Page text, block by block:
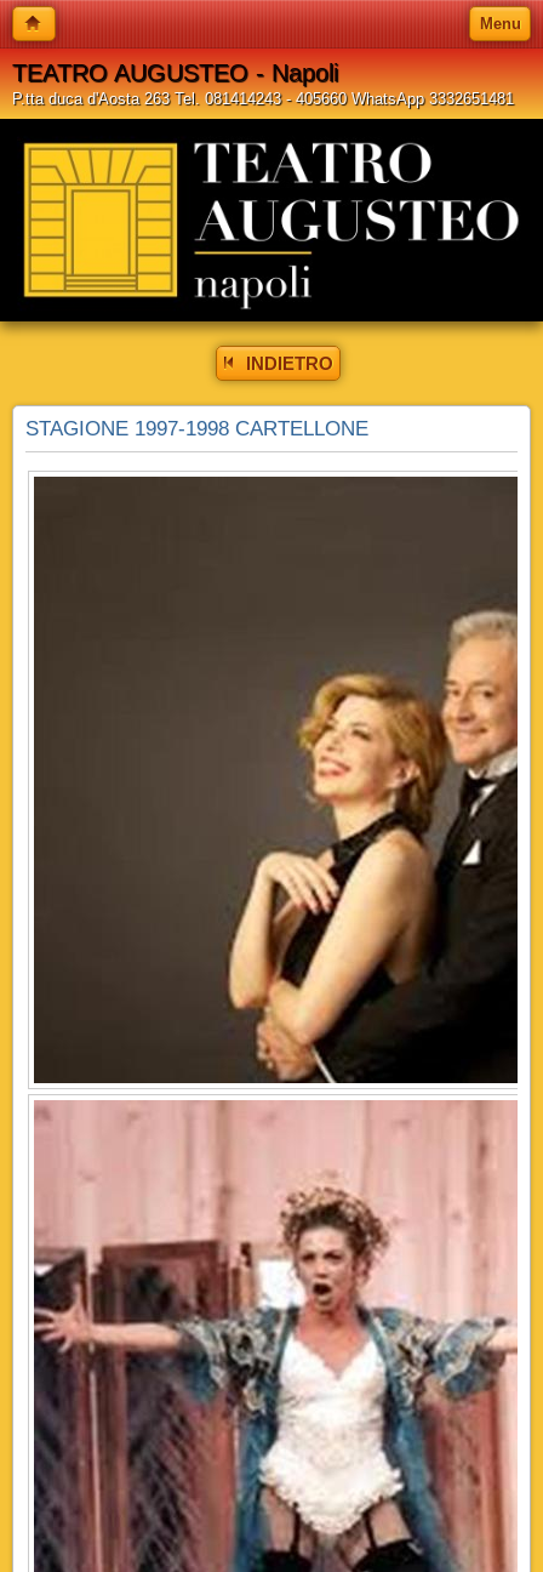
Menu
TEATRO AUGUSTEO - Napoli
P.tta duca d'Aosta 263 Tel. 081414243 - 405660 WhatsApp 3332651481
INDIETRO
STAGIONE 1997-1998 CARTELLONE